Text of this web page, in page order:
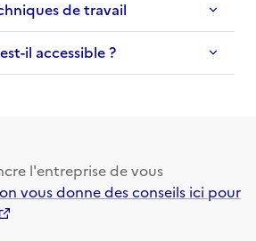
de travail
il accessible ?
l'entreprise de vous
on vous donne des conseils ici pour